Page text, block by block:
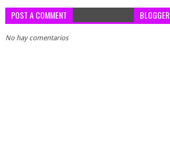
POST A COMMENT BLOGGER
No hay comentarios